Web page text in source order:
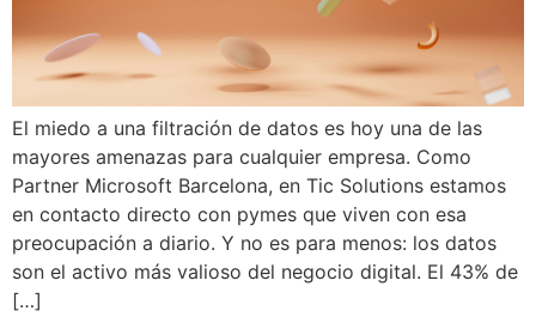
El miedo a una filtración de datos es hoy una de las
mayores amenazas para cualquier empresa. Como
Partner Microsoft Barcelona, en Tic Solutions estamos
en contacto directo con pymes que viven con esa
preocupación a diario. Y no es para menos: los datos
son el activo más valioso del negocio digital. El 43% de
[…]